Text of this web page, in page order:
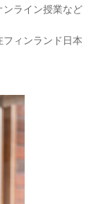
ンライン授業など
ィンランド日本